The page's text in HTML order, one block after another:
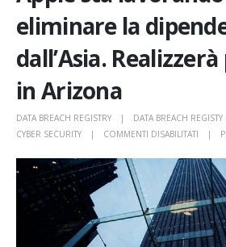
eliminare la
dall’Asia.
in Arizona
DATA BREACH REGISTRY
DATA BREACH REGISTY
CYBER SECURITY
COMMENTI DISABILITATI
STA
PER
LA